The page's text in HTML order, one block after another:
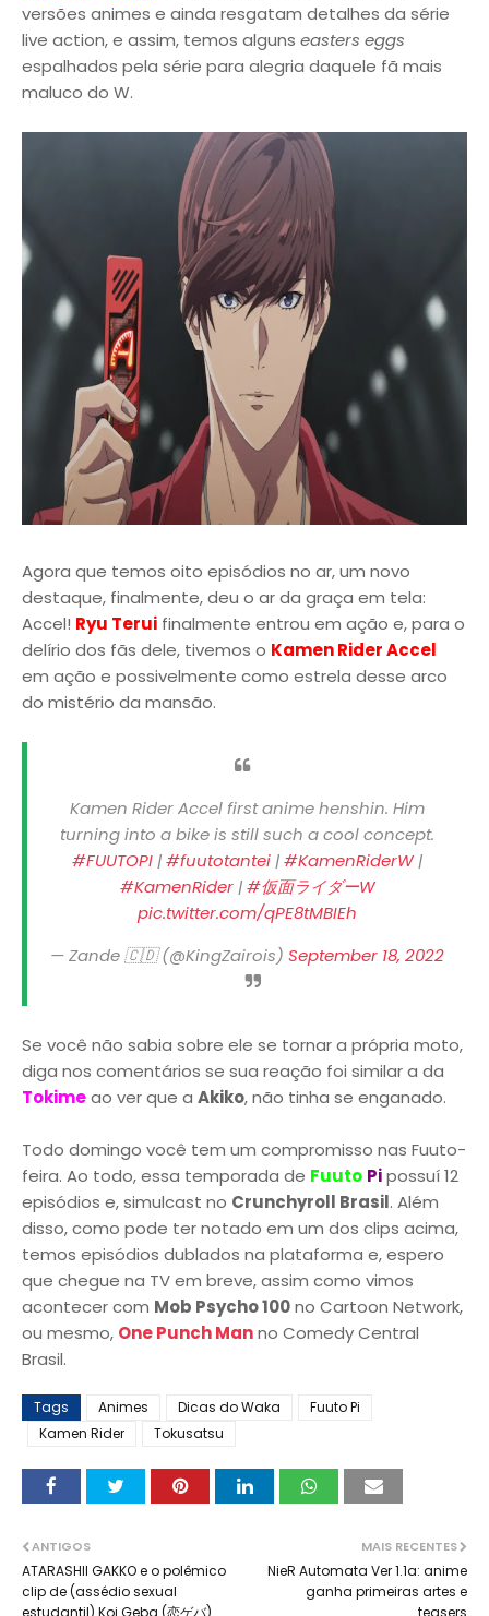
versões animes e ainda resgatam detalhes da série
live action, e assim, temos alguns easters eggs
espalhados pela série para alegria daquele fã mais
maluco do W.
Agora que temos oito episódios no ar, um novo
destaque, finalmente, deu o ar da graça em tela:
Accel! Ryu Terui finalmente entrou em ação e, para o
delírio dos fãs dele, tivemos o Kamen Rider Accel
em ação e possivelmente como estrela desse arco
do mistério da mansão.
Kamen Rider Accel first anime henshin. Him
turning into a bike is still such a cool concept.
#FUUTOPI |#fuutotantei |#KamenRiderW|
#KamenRider|#仮面ライダーW
pic.twitter.com/qPE8tMBIEh
— Zande 🇨🇩 (@KingZairois) September 18, 2022
Se você não sabia sobre ele se tornar a própria moto,
diga nos comentários se sua reação foi similar a da
Tokimeao ver que a Akiko, não tinha se enganado.
Todo domingo você tem um compromisso nas Fuuto-
feira. Ao todo, essa temporada de Fuuto Pipossuí 12
episódios e, simulcast no Crunchyroll Brasil. Além
disso, como pode ter notado em um dos clips acima,
temos episódios dublados na plataforma e, espero
que chegue na TV em breve, assim como vimos
acontecer com Mob Psycho 100no Cartoon Network,
ou mesmo, One Punch Manno Comedy Central
Brasil.
Tags Animes Dicas do Waka
Fuuto Pi
Kamen Rider
Tokusatsu
MAIS RECENTES
NieR Automata Ver 1.1a: anime
ganha primeiras artes e
teasers
ANTIGOS
ATARASHII GAKKO e o polêmico
clip de (assédio sexual
estudantil) Koi Geba (恋ゲバ)